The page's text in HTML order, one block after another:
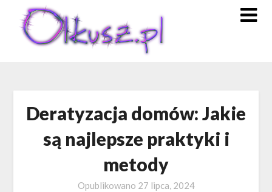
content
Deratyzacja domów: Jakie
są najlepsze praktyki i
metody
Opublikowano 27 lipca, 2024